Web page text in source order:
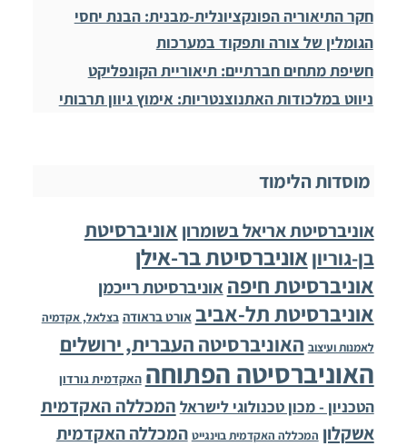
חקר התיאוריה הפונקציונלית-מבנית: הבנת יחסי
הגומלין של צורה ותפקוד במערכות
חשיפת מתחים חברתיים: תיאוריית הקונפליקט
ניווט במלכודות האתנוצנטריות: אימוץ גיוון תרבותי
מוסדות הלימוד
אוניברסיטת אריאל בשומרון אוניברסיטת
בן-גוריוןאוניברסיטת בר-אילן
אוניברסיטת חיפה אוניברסיטת רייכמן
אוניברסיטת תל-אביב אורט בראודה בצלאל, אקדמיה
לאמנות ועיצוב האוניברסיטה העברית, ירושלים
האוניברסיטה הפתוחה האקדמית גורדון
הטכניון - מכון טכנולוגי לישראל המכללה האקדמית
אשקלון המכללה האקדמית בוינגייט המכללה האקדמית